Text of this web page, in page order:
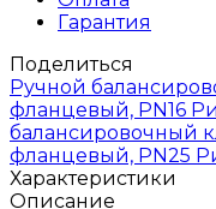
Гарантия
Поделиться
Ручной
фланцевый, PN16
балансировочный
фланцевый, PN25
Характеристики
Описание